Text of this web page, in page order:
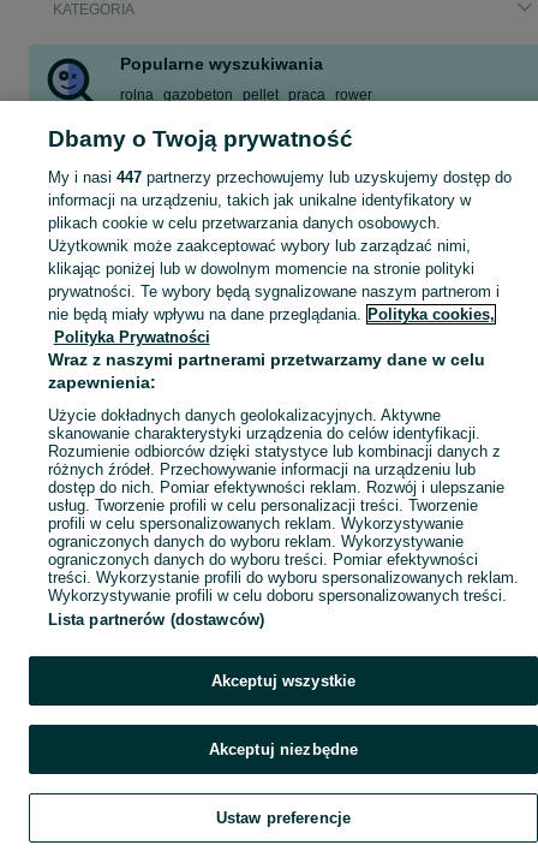
KATEGORIA
Popularne wyszukiwania
rolna gazobeton pellet praca rower
Skorzystaj z największego serwisu ogłoszeniowego - Ozorków i okolice! Kupuj to, czego pragniesz i sprzedawaj to, czego już nie potrzebujesz!
Mapa kategorii
Mapa miejscowości
Mapa ministron
Popularne wyszukiwania
Szukaj Obserwujesz Dodaj Czat Konto
Dbamy o Twoją prywatność
My i nasi 447partnerzy przechowujemy lub uzyskujemy dostęp do
informacji na urządzeniu, takich jak unikalne identyfikatory w
plikach cookie w celu przetwarzania danych osobowych.
Użytkownik może zaakceptować wybory lub zarządzać nimi,
klikając poniżej lub w dowolnym momencie na stronie polityki
prywatności. Te wybory będą sygnalizowane naszym partnerom i
nie będą miały wpływu na dane przeglądania. Polityka cookies,
Polityka Prywatności
Wraz z naszymi partnerami przetwarzamy dane w celu
zapewnienia:
Użycie dokładnych danych geolokalizacyjnych. Aktywne
skanowanie charakterystyki urządzenia do celów identyfikacji.
Rozumienie odbiorców dzięki statystyce lub kombinacji danych z
różnych źródeł. Przechowywanie informacji na urządzeniu lub
dostęp do nich. Pomiar efektywności reklam. Rozwój i ulepszanie
usług. Tworzenie profili w celu personalizacji treści. Tworzenie
profili w celu spersonalizowanych reklam. Wykorzystywanie
ograniczonych danych do wyboru reklam. Wykorzystywanie
ograniczonych danych do wyboru treści. Pomiar efektywności
treści. Wykorzystanie profili do wyboru spersonalizowanych reklam.
Wykorzystywanie profili w celu doboru spersonalizowanych treści.
Lista partnerów (dostawców)
Akceptuj wszystkie
Akceptuj niezbędne
Ustaw preferencje